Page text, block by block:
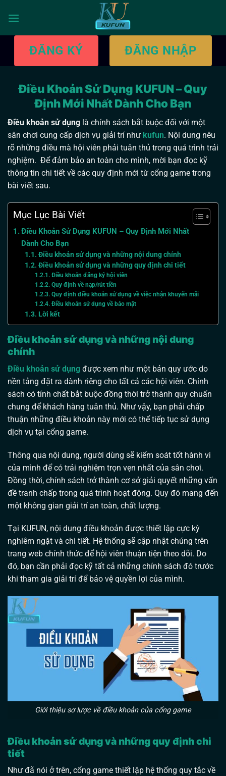
qua
ĐĂNG KÝ ĐĂNG NHẬP
Điều Khoản Sử Dụng KUFUN – Quy
Định Mới Nhất Dành Cho Bạn
Điều khoản sử dụng là chính sách bắt buộc đối với một
sân chơi cung cấp dịch vụ giải trí như kufun. Nội dung nêu
rõ những điều mà hội viên phải tuân thủ trong quá trình trải
nghiệm. Để đảm bảo an toàn cho mình, mời bạn đọc kỹ
thông tin chi tiết về các quy định mới từ cổng game trong
bài viết sau.
Mục Lục Bài Viết
Điều Khoản Sử Dụng KUFUN – Quy Định Mới Nhất
Dành Cho Bạn
Điều khoản sử dụng và những nội dung chính
Điều khoản sử dụng và những quy định chi tiết
Điều khoản đăng ký hội viên
Quy định về nạp/rút tiền
Quy định điều khoản sử dụng về việc nhận khuyến mãi
Điều khoản sử dụng về bảo mật
Lời kết
Điều khoản sử dụng và những nội dung
chính
Điều khoản sử dụng được xem như một bản quy ước do
nền tảng đặt ra dành riêng cho tất cả các hội viên. Chính
sách có tính chất bắt buộc đồng thời trở thành quy chuẩn
chung để khách hàng tuân thủ. Như vậy, bạn phải chấp
thuận những điều khoản này mới có thể tiếp tục sử dụng
dịch vụ tại cổng game.
Thông qua nội dung, người dùng sẽ kiểm soát tốt hành vi
của mình để có trải nghiệm trọn vẹn nhất của sân chơi.
Đồng thời, chính sách trở thành cơ sở giải quyết những vấn
đề tranh chấp trong quá trình hoạt động. Quy đó mang đến
một không gian giải trí an toàn, chất lượng.
Tại KUFUN, nội dung điều khoản được thiết lập cực kỳ
nghiêm ngặt và chi tiết. Hệ thống sẽ cập nhật chúng trên
trang web chính thức để hội viên thuận tiện theo dõi. Do
đó, bạn cần phải đọc kỹ tất cả những chính sách đó trước
khi tham gia giải trí để bảo vệ quyền lợi của mình.
Giới thiệu sơ lược về điều khoản của cổng game
Điều khoản sử dụng và những quy định chi
tiết
Như đã nói ở trên, cổng game thiết lập hệ thống quy tắc về